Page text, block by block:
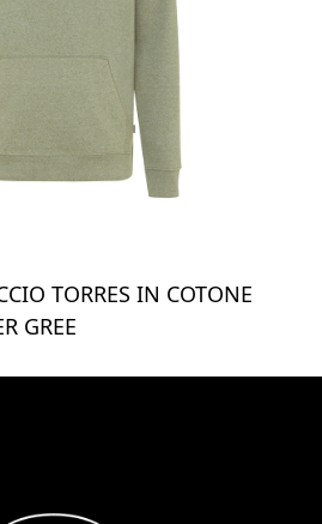
TORRES IN COTONE
GREE